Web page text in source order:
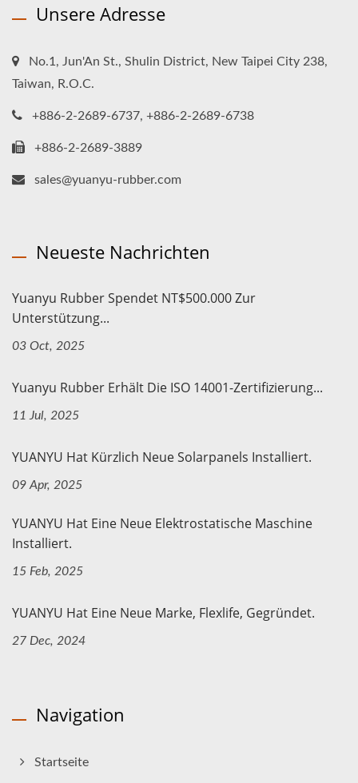
Unsere Adresse
No.1, Jun'An St., Shulin District, New Taipei City 238,
Taiwan, R.O.C.
+886-2-2689-6737, +886-2-2689-6738
+886-2-2689-3889
sales@yuanyu-rubber.com
Neueste Nachrichten
Yuanyu Rubber Spendet NT$500.000 Zur
Unterstützung...
03 Oct, 2025
Yuanyu Rubber Erhält Die ISO 14001-Zertifizierung...
11 Jul, 2025
YUANYU Hat Kürzlich Neue Solarpanels Installiert.
09 Apr, 2025
YUANYU Hat Eine Neue Elektrostatische Maschine
Installiert.
15 Feb, 2025
YUANYU Hat Eine Neue Marke, Flexlife, Gegründet.
27 Dec, 2024
Navigation
Startseite